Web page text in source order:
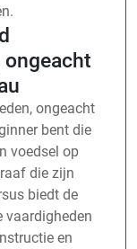
ongeacht
bent die
voedsel op
die zijn
biedt de
vaardigheden
en